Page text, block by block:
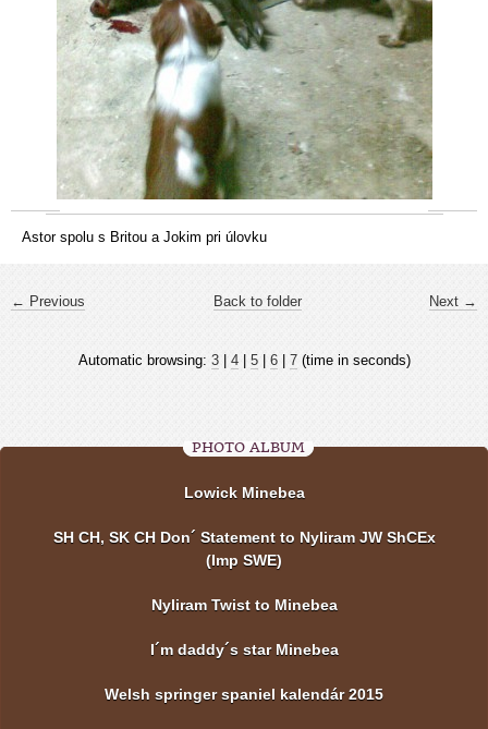
Astor spolu s Britou a Jokim pri úlovku
← Previous Next →
Back to folder
Automatic browsing: 3| 4| 5| 6| 7(time in seconds)
PHOTO ALBUM
Lowick Minebea
SH CH, SK CH Don´ Statement to Nyliram JW ShCEx
(Imp SWE)
Nyliram Twist to Minebea
I´m daddy´s star Minebea
Welsh springer spaniel kalendár 2015